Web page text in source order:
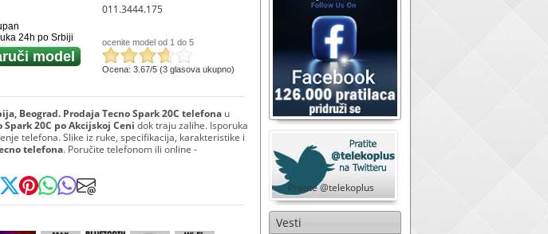
24h po Srbiji
model
011.3444.175
ocenite model od 1 do 5
Ocena: 3.67/5 (3 glasova ukupno)
Beograd. Prodaja Tecno Spark 20C telefona u
Spark 20C po Akcijskoj Ceni dok traju zalihe. Isporuka
telefona. Slike iz ruke, specifikacija, karakteristike i
telefona. Poručite telefonom ili online -
Pratite @telekoplus
Vesti